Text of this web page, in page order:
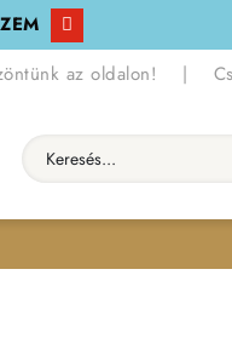
az oldalon! |
Keresés...